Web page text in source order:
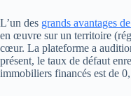
L’un des grands avantages
en œuvre sur un territoire
cœur. La plateforme a
présent, le taux de défaut
immobiliers financés est de